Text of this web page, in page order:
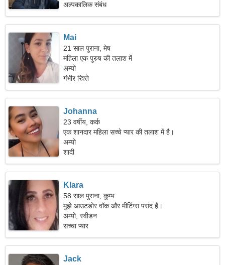
अल्पकालिक संबंध
Mai
21 साल पुराना, मेष
महिला एक पुरुष की तलाश में
अम्यो
गंभीर रिश्ते
Johanna
23 वर्षीय, कर्क
एक शानदार महिला सच्चे प्यार की तलाश में है।
अम्यो
शादी
Klara
58 साल पुराना, कुम्भ
मुझे आउटडोर वॉक और मीटिंग्स पसंद हैं।
अम्यो, स्वीडन
सच्चा प्यार
Jack